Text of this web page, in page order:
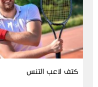
كتف لاعب التنس